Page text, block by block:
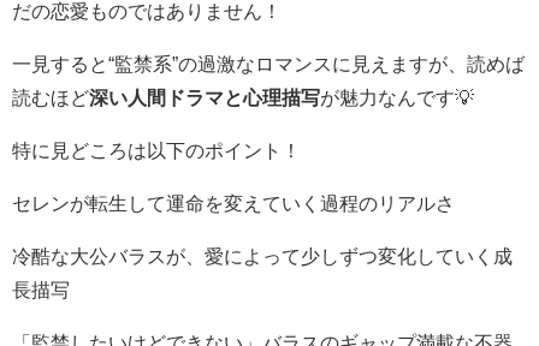
だの恋愛ものではありません！
一見すると“監禁系”の過激なロマンスに見えますが、読めば
読むほど深い人間ドラマと心理描写が魅力なんです💡
特に見どころは以下のポイント！
セレンが転生して運命を変えていく過程のリアルさ
冷酷な大公バラスが、愛によって少しずつ変化していく成
長描写